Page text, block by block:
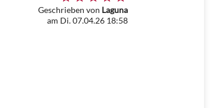
Geschrieben von Laguna
am Di. 07.04.26 18:58